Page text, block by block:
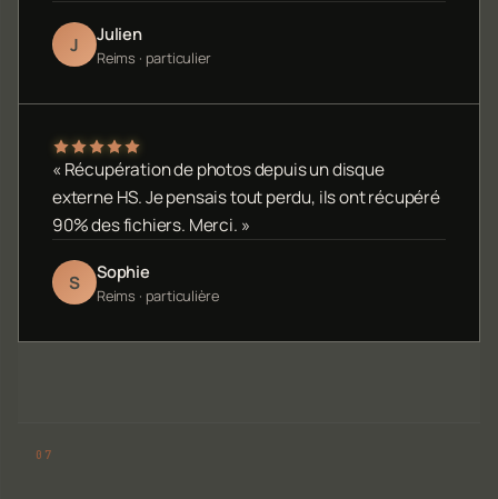
J Julien
Reims · particulier
« Récupération de photos depuis un disque
externe HS. Je pensais tout perdu, ils ont récupéré
90% des fichiers. Merci. »
S Sophie
Reims · particulière